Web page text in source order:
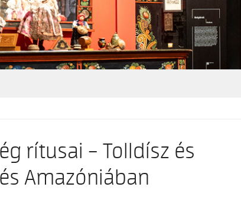
rítusai – Tolldísz és
Amazóniában